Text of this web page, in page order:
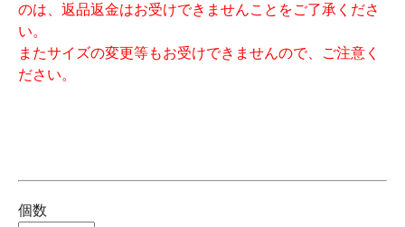
のは、返品返金はお受けできませんことをご了承くださ
い。
またサイズの変更等もお受けできませんので、ご注意く
ださい。
個数